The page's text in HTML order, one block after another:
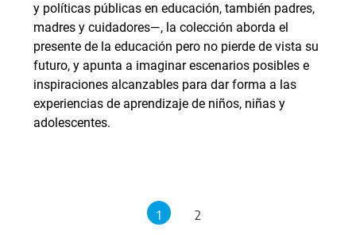
y políticas públicas en educación, también padres,
madres y cuidadores—, la colección aborda el
presente de la educación pero no pierde de vista su
futuro, y apunta a imaginar escenarios posibles e
inspiraciones alcanzables para dar forma a las
experiencias de aprendizaje de niños, niñas y
adolescentes.
1
2